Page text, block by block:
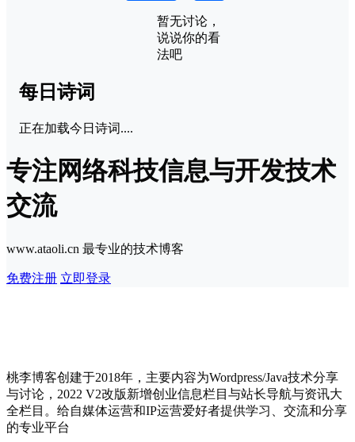
暂无讨论，
说说你的看
法吧
每日诗词
正在加载今日诗词....
专注网络科技信息与开发技术
交流
www.ataoli.cn 最专业的技术博客
免费注册 立即登录
桃李博客创建于2018年，主要内容为Wordpress/Java技术分享
与讨论，2022 V2改版新增创业信息栏目与站长导航与资讯大
全栏目。给自媒体运营和IP运营爱好者提供学习、交流和分享
的专业平台